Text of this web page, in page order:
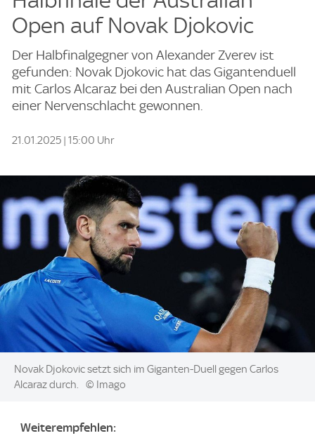
Open auf Novak Djokovic
Der Halbfinalgegner von Alexander Zverev ist
gefunden: Novak Djokovic hat das Gigantenduell
mit Carlos Alcaraz bei den Australian Open nach
einer Nervenschlacht gewonnen.
21.01.2025 | 15:00 Uhr
Image:
Novak Djokovic setzt sich im Giganten-Duell gegen Carlos
Alcaraz durch.
© Imago
Weiterempfehlen: